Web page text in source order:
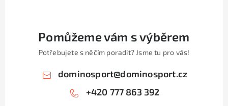
Pomůžeme vám s výběrem
Potřebujete s něčím poradit? Jsme tu pro vás!
dominosport@dominosport.cz
+420 777 863 392